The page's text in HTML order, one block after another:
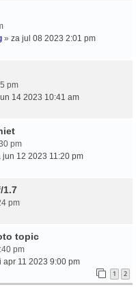
» za jul 08 2023 2:01 pm
pm
14 2023 10:41 am
pm
jun 12 2023 11:20 pm
1.7
pm
topic
pm
apr 11 2023 9:00 pm
1 2